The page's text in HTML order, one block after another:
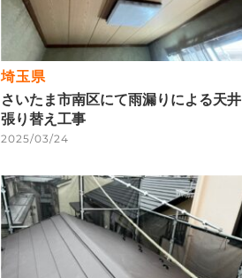
埼玉県
さいたま市南区にて雨漏りによる天井
張り替え工事
2025/03/24